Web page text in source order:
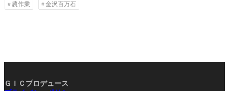
農作業
金沢百万石
ＧＩＣプロデュース